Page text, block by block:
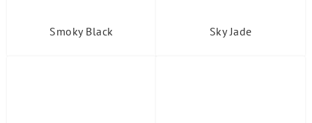
Smoky Black Sky Jade